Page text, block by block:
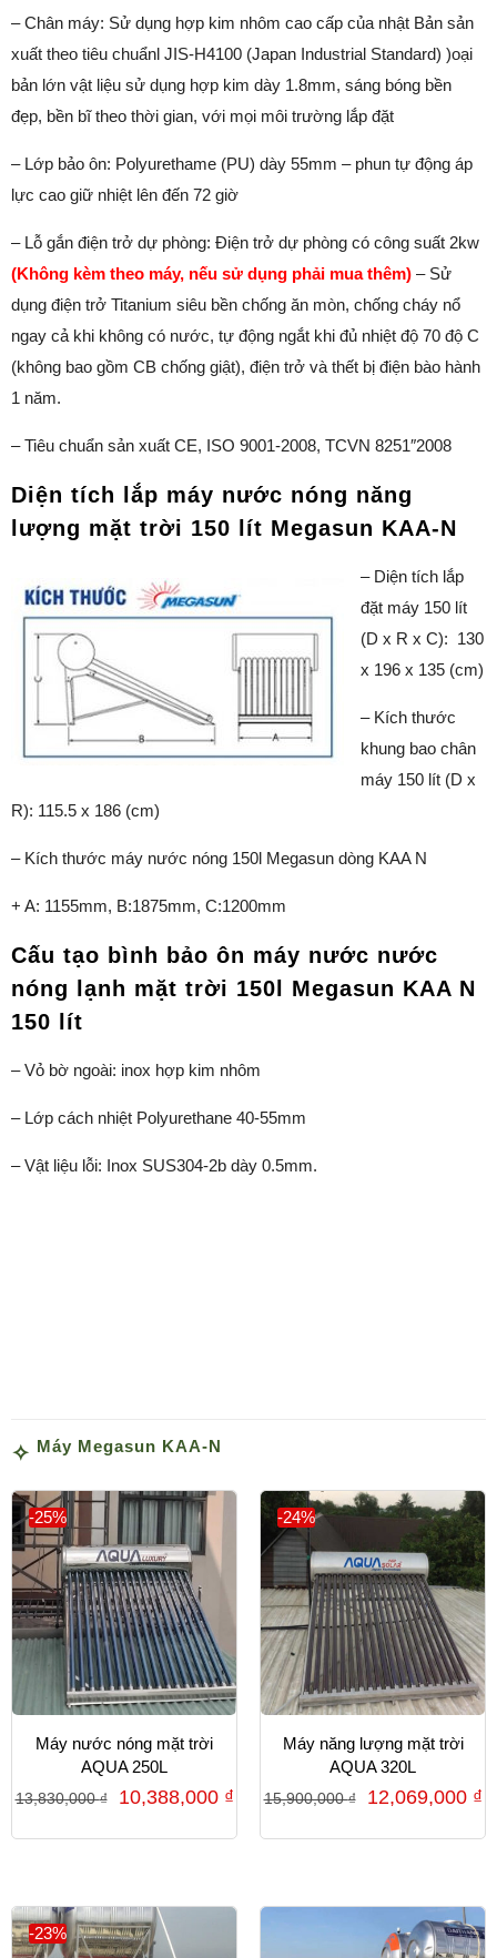
– Chân máy: Sử dụng hợp kim nhôm cao cấp của nhật Bản sản
xuất theo tiêu chuẩnl JIS-H4100 (Japan Industrial Standard) )oại
bản lớn vật liệu sử dụng hợp kim dày 1.8mm, sáng bóng bền
đẹp, bền bĩ theo thời gian, với mọi môi trường lắp đặt
– Lớp bảo ôn: Polyurethame (PU) dày 55mm – phun tự động áp
lực cao giữ nhiệt lên đến 72 giờ
– Lỗ gắn điện trở dự phòng: Điện trở dự phòng có công suất 2kw
(Không kèm theo máy, nếu sử dụng phải mua thêm) – Sử
dụng điện trở Titanium siêu bền chống ăn mòn, chống cháy nổ
ngay cả khi không có nước, tự động ngắt khi đủ nhiệt độ 70 độ C
(không bao gồm CB chống giật), điện trở và thết bị điện bào hành
1 năm.
– Tiêu chuẩn sản xuất CE, ISO 9001-2008, TCVN 8251″2008
Diện tích lắp máy nước nóng năng
lượng mặt trời 150 lít Megasun KAA-N
–Diện tích lắp
đặt máy 150 lít
(D x R x C): 130
x 196 x 135 (cm)
– Kích thước
khung bao chân
máy 150 lít (D x
R): 115.5 x 186 (cm)
– Kích thước máy nước nóng 150l Megasun dòng KAA N
+ A: 1155mm, B:1875mm, C:1200mm
Cấu tạo bình bảo ôn máy nước nước
nóng lạnh mặt trời 150l Megasun KAA N
150 lít
– Vỏ bờ ngoài: inox hợp kim nhôm
– Lớp cách nhiệt Polyurethane 40-55mm
– Vật liệu lỗi: Inox SUS304-2b dày 0.5mm.
Máy Megasun KAA-N
-25%
Máy nước nóng mặt trời
AQUA 250L
13,830,000₫ 10,388,000 ₫
-24%
Máy năng lượng mặt trời
AQUA 320L
15,900,000₫ 12,069,000 ₫
-23%